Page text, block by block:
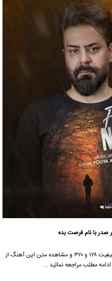
صدربا نام فرصت بده
با کیفیت ۱۲۸ و ۳۲۰ و مشاهده متن این آهنگ از
مطلب مراجعه نمائید …